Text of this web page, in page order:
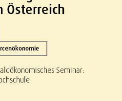
Österreich
Seminar: